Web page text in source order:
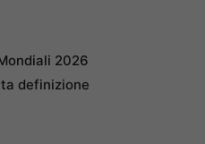
2026
definizione